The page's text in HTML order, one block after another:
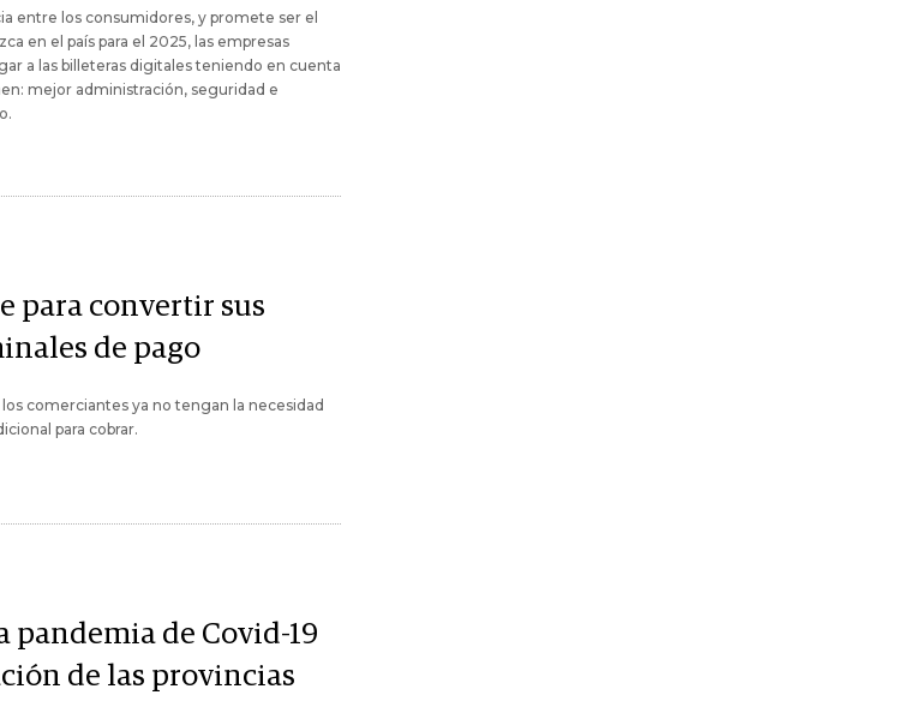
entre los consumidores, y promete ser el
en el país para el 2025, las empresas
a las billeteras digitales teniendo en cuenta
mejor administración, seguridad e
para convertir sus
de pago
comerciantes ya no tengan la necesidad
para cobrar.
pandemia de Covid-19
de las provincias